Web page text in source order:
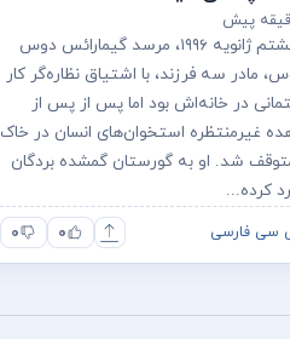
در هشتم ژانویه ۱۹۹۶، مرسد گیمارائس دوس
مادر سه فرزند، با اشتیاق نظاره‌گر کار
در خانه‌اش بود اما پس از پس از
غیر‌منتظره استخوان‌های انسان در خاک
شد. او به گورستان گمشده‌ بردگان
کرده...
سی فارسی ۰ ۰